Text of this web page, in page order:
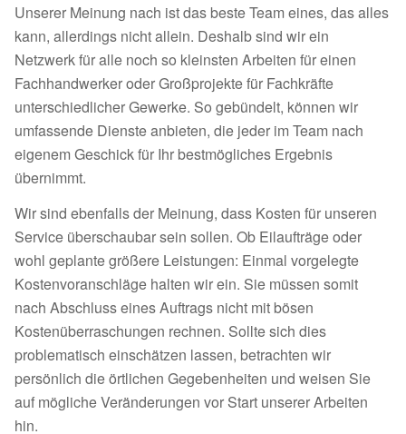
Unserer Meinung nach ist das beste Team eines, das alles
kann, allerdings nicht allein. Deshalb sind wir ein
Netzwerk für alle noch so kleinsten Arbeiten für einen
Fachhandwerker oder Großprojekte für Fachkräfte
unterschiedlicher Gewerke. So gebündelt, können wir
umfassende Dienste anbieten, die jeder im Team nach
eigenem Geschick für Ihr bestmögliches Ergebnis
übernimmt.
Wir sind ebenfalls der Meinung, dass Kosten für unseren
Service überschaubar sein sollen. Ob Eilaufträge oder
wohl geplante größere Leistungen: Einmal vorgelegte
Kostenvoranschläge halten wir ein. Sie müssen somit
nach Abschluss eines Auftrags nicht mit bösen
Kostenüberraschungen rechnen. Sollte sich dies
problematisch einschätzen lassen, betrachten wir
persönlich die örtlichen Gegebenheiten und weisen Sie
auf mögliche Veränderungen vor Start unserer Arbeiten
hin.